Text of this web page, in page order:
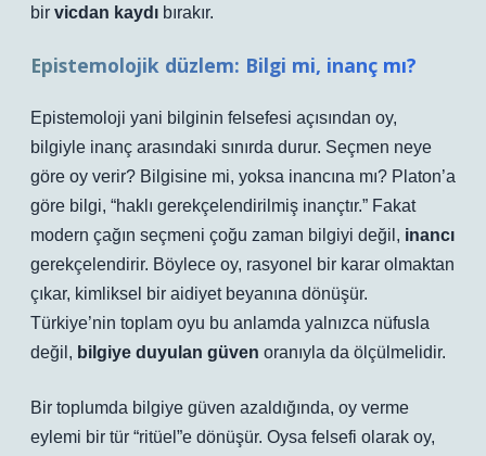
bir vicdan kaydı bırakır.
Epistemolojik düzlem: Bilgi mi, inanç mı?
Epistemoloji yani bilginin felsefesi açısından oy,
bilgiyle inanç arasındaki sınırda durur. Seçmen neye
göre oy verir? Bilgisine mi, yoksa inancına mı? Platon’a
göre bilgi, “haklı gerekçelendirilmiş inançtır.” Fakat
modern çağın seçmeni çoğu zaman bilgiyi değil, inancı
gerekçelendirir. Böylece oy, rasyonel bir karar olmaktan
çıkar, kimliksel bir aidiyet beyanına dönüşür.
Türkiye’nin toplam oyu bu anlamda yalnızca nüfusla
değil, bilgiye duyulan güven oranıyla da ölçülmelidir.
Bir toplumda bilgiye güven azaldığında, oy verme
eylemi bir tür “ritüel”e dönüşür. Oysa felsefi olarak oy,